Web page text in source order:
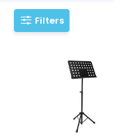
Filters